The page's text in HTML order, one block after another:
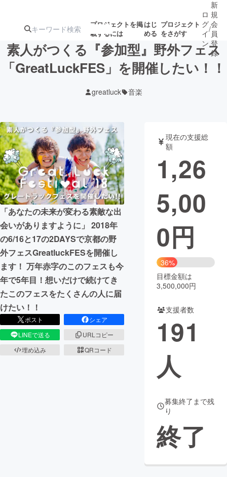
プロジェクトを掲
載するには
はじ
める
プロジェクト
をさがす
ジェクト
募集終了が近いプ
ロジェクト
アート・写真 音楽
テクノロジー・ガジェット ゲーム・サ
映像・映画
ビジネス・起業
まちづくり・地域活性化
CAMPFIRE for Social Good
CAMPFIRE Creation
CAMPFIREふるさと納税machi-ya コミュニティ
ロ
グ
イ
ン
/
新
規
会
員
登
録
素人がつくる『参加型』野外フェス
「GreatLuckFES」を開催したい！！
greatluck 音楽
「あなたの未来が変わる素敵な出
会いがありますように」 2018年
の6/16と17の2DAYSで京都の野
外フェスGreatluckFESを開催し
ます！ 万年赤字のこのフェスも今
年で5年目！想いだけで続けてき
たこのフェスをたくさんの人に届
けたい！！
ポスト
シェア
LINEで送る
URLコピー
埋め込み
QRコード
現在の支援総
額
1,26
5,00
0円
36%
目標金額は
3,500,000円
支援者数
191
人
募集終了まで残
り
終了